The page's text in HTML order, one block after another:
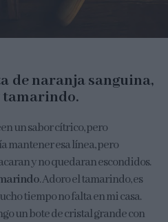
de naranja sanguina,
tamarindo.
un sabor cítrico, pero
mantener esa línea, pero
y no quedaran escondidos.
. Adoro el tamarindo, es
tiempo no falta en mi casa.
un bote de cristal grande con